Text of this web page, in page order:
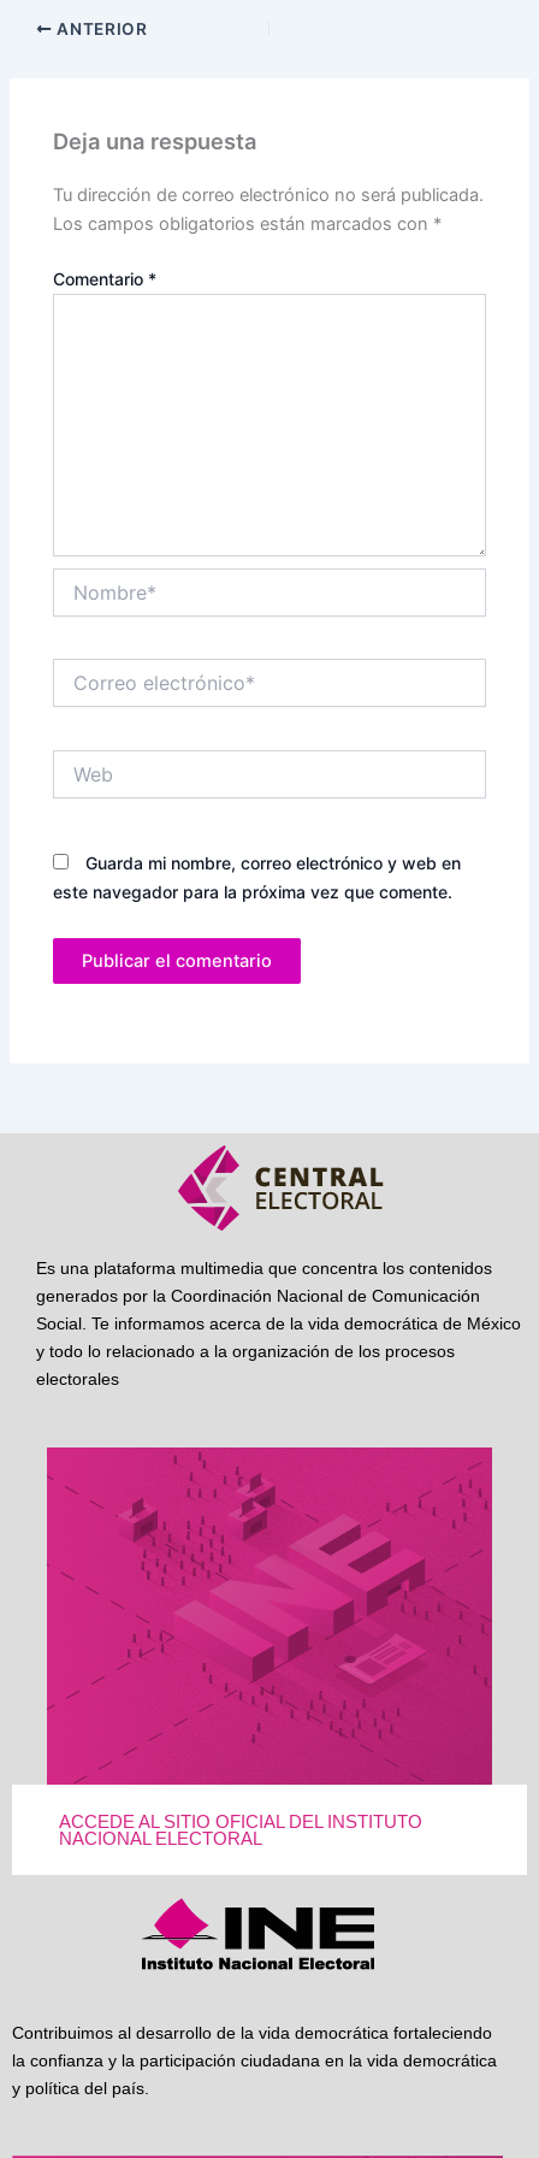
ANTERIOR
Deja una respuesta
Tu dirección de correo electrónico no será publicada.
Los campos obligatorios están marcados con *
Comentario *
electrónico*
Guarda mi nombre, correo electrónico y web en
este navegador para la próxima vez que comente.
Es una plataforma multimedia que concentra los contenidos
generados por la Coordinación Nacional de Comunicación
Social. Te informamos acerca de la vida democrática de México
y todo lo relacionado a la organización de los procesos
electorales
ACCEDE AL SITIO OFICIAL DEL INSTITUTO
NACIONAL ELECTORAL
Contribuimos al desarrollo de la vida democrática fortaleciendo
la confianza y la participación ciudadana en la vida democrática
y política del país.